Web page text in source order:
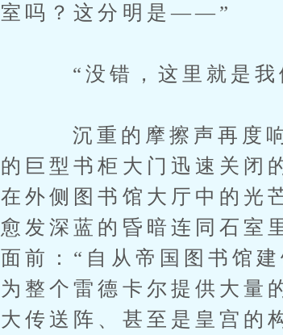
室吗？这分明是——”
“没错，这里就是我
沉重的摩擦声再度响
的巨型书柜大门迅速关闭
在外侧图书馆大厅中的光
愈发深蓝的昏暗连同石室
面前：“自从帝国图书馆
为整个雷德卡尔提供大量
大传送阵、甚至是皇宫